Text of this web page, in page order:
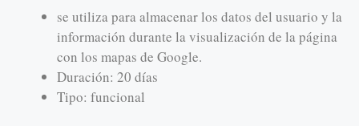
se utiliza para almacenar los datos del usuario y la
información durante la visualización de la página
con los mapas de Google.
Duración: 20 días
Tipo: funcional